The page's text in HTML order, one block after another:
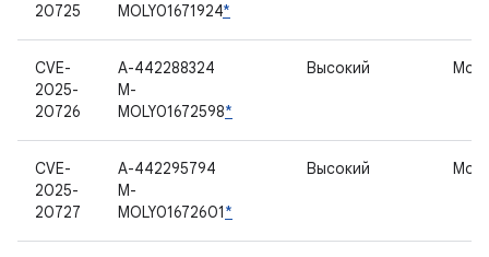
20725
MOLY01671924*
CVE-
2025-
20726
A-442288324
M-
MOLY01672598*
Высокий
CVE-
2025-
20727
A-442295794
M-
MOLY01672601*
Высокий